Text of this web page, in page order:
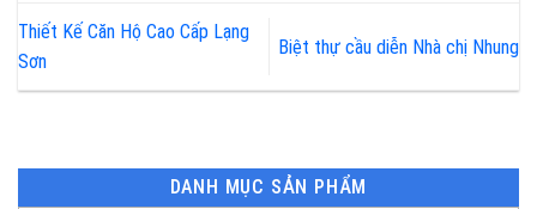
Thiết Kế Căn Hộ Cao Cấp Lạng
Sơn
Biệt thự cầu diễn Nhà chị Nhung
DANH MỤC SẢN PHẨM